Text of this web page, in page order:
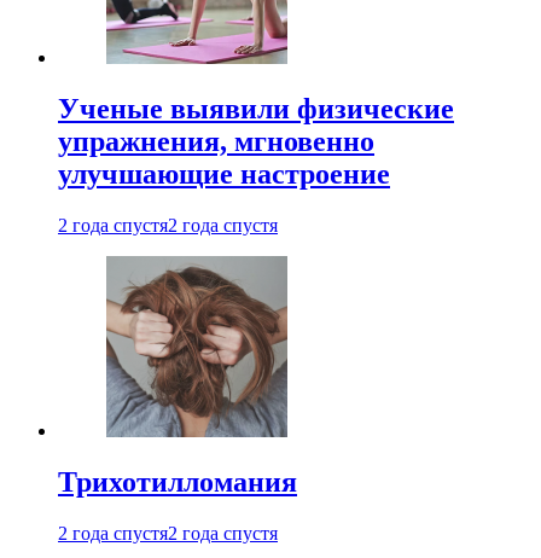
Ученые выявили физические
упражнения, мгновенно
улучшающие настроение
2 года спустя2 года спустя
Трихотилломания
2 года спустя2 года спустя